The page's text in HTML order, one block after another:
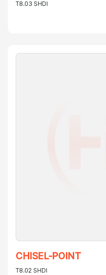
T8.03 SHDI
CHISEL-POINT
T8.02 SHDI